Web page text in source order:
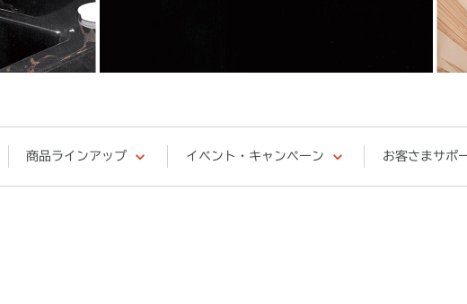
商品ラインアップ イベント・キャンペーン お客さまサポ